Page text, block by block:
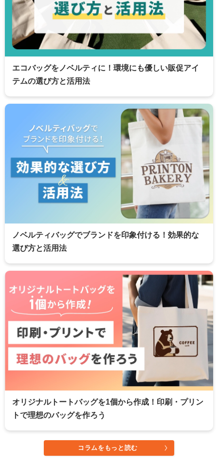
エコバッグをノベルティに！環境にも優しい販促アイ
テムの選び方と活用法
ノベルティバッグでブランドを印象付ける！効果的な
選び方と活用法
オリジナルトートバッグを1個から作成！印刷・プリン
トで理想のバッグを作ろう
コラムをもっと読む